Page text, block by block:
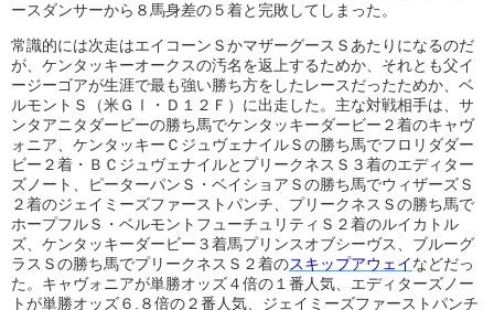
ースダンサーから８馬身差の５着と完敗してしまった。
常識的には次走はエイコーンＳかマザーグースＳあたりになるのだ
が、ケンタッキーオークスの汚名を返上するためか、それとも父イ
ージーゴアが生涯で最も強い勝ち方をしたレースだったためか、ベ
ルモントＳ（米ＧⅠ・Ｄ１２Ｆ）に出走した。主な対戦相手は、サ
ンタアニタダービーの勝ち馬でケンタッキーダービー２着のキャヴ
ォニア、ケンタッキーＣジュヴェナイルＳの勝ち馬でフロリダダー
ビー２着・ＢＣジュヴェナイルとプリークネスＳ３着のエディター
ズノート、ピーターパンＳ・ベイショアＳの勝ち馬でウィザーズＳ
２着のジェイミーズファーストパンチ、プリークネスＳの勝ち馬で
ホープフルＳ・ベルモントフューチュリティＳ２着のルイカトル
ズ、ケンタッキーダービー３着馬プリンスオブシーヴス、ブルーグ
ラスＳの勝ち馬でプリークネスＳ２着のスキップアウェイなどだっ
た。キャヴォニアが単勝オッズ４倍の１番人気、エディターズノー
トが単勝オッズ６.８倍の２番人気、ジェイミーズファーストパンチ